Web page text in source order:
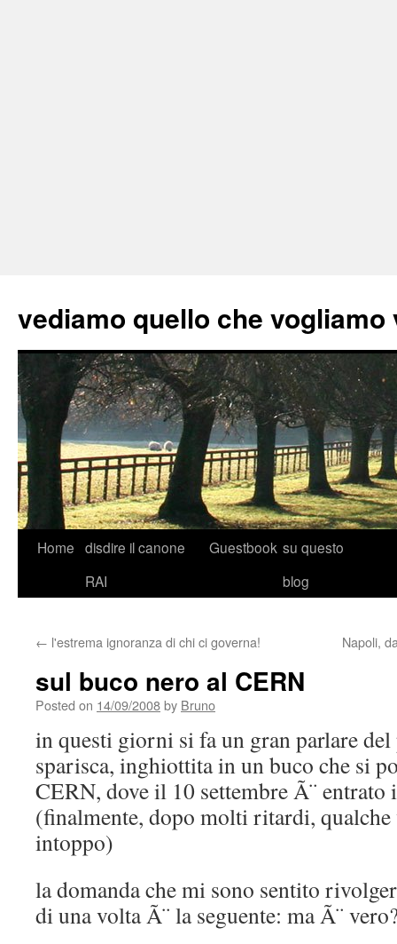
vediamo quello che vogliamo
Skip
Home disdire il canone
RAI
Guestbook su questo
blog
← l'estrema ignoranza di chi ci governa! Napoli,
sul buco nero al CERN
Posted on 14/09/2008by Bruno
in questi giorni si fa un gran parlare
sparisca, inghiottita in un buco che si
CERN, dove il 10 settembre Ã¨
(finalmente, dopo molti ritardi,
intoppo)
la domanda che mi sono sentito
di una volta Ã¨ la seguente: ma Ã¨